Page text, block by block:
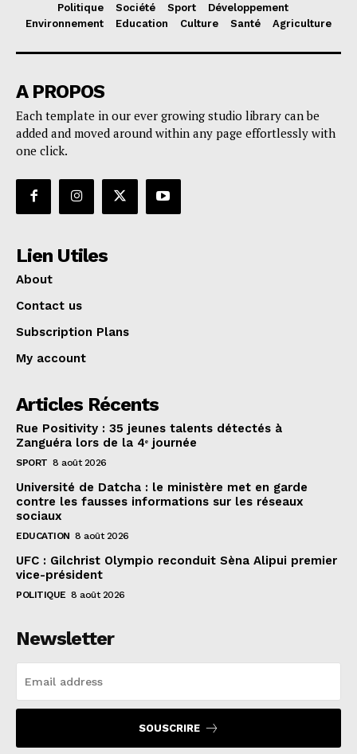
Politique Société Sport
Développement
Environnement
Education Culture Santé Agriculture
A PROPOS
Each template in our ever growing studio library can be
added and moved around within any page effortlessly with
one click.
Lien Utiles
About
Contact us
Subscription Plans
My account
Articles Récents
Rue Positivity : 35 jeunes talents détectés à
Zanguéra lors de la 4ᵉ journée
SPORT 8 août 2026
Université de Datcha : le ministère met en garde
contre les fausses informations sur les réseaux
sociaux
EDUCATION 8 août 2026
UFC : Gilchrist Olympio reconduit Sèna Alipui premier
vice-président
POLITIQUE 8 août 2026
Newsletter
SOUSCRIRE